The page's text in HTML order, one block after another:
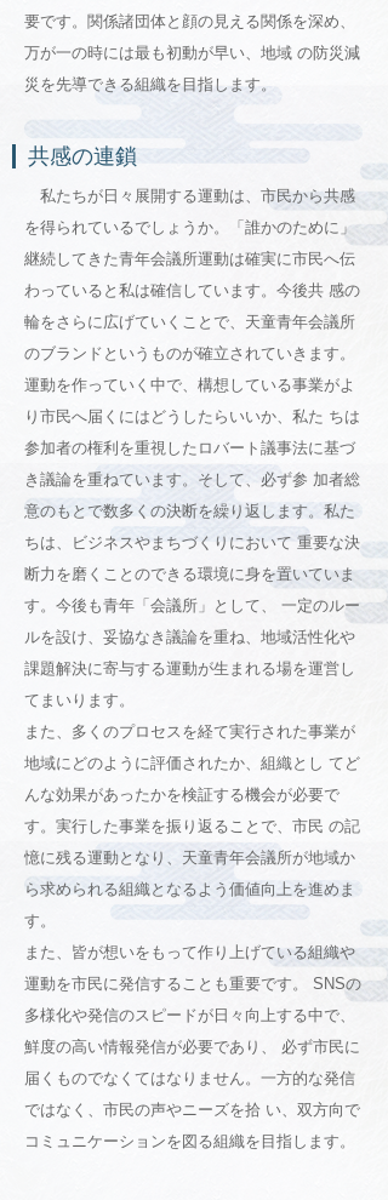
要です。関係諸団体と顔の見える関係を深め、
万が一の時には最も初動が早い、地域 の防災減
災を先導できる組織を目指します。
共感の連鎖
私たちが日々展開する運動は、市民から共感
を得られているでしょうか。「誰かのために」
継続してきた青年会議所運動は確実に市民へ伝
わっていると私は確信しています。今後共 感の
輪をさらに広げていくことで、天童青年会議所
のブランドというものが確立されていきます。
運動を作っていく中で、構想している事業がよ
り市民へ届くにはどうしたらいいか、私た ちは
参加者の権利を重視したロバート議事法に基づ
き議論を重ねています。そして、必ず参 加者総
意のもとで数多くの決断を繰り返します。私た
ちは、ビジネスやまちづくりにおいて 重要な決
断力を磨くことのできる環境に身を置いていま
す。今後も青年「会議所」として、 一定のルー
ルを設け、妥協なき議論を重ね、地域活性化や
課題解決に寄与する運動が生まれる場を運営し
てまいります。
また、多くのプロセスを経て実行された事業が
地域にどのように評価されたか、組織とし てど
んな効果があったかを検証する機会が必要で
す。実行した事業を振り返ることで、市民 の記
憶に残る運動となり、天童青年会議所が地域か
ら求められる組織となるよう価値向上を進めま
す。
また、皆が想いをもって作り上げている組織や
運動を市民に発信することも重要です。 SNSの
多様化や発信のスピードが日々向上する中で、
鮮度の高い情報発信が必要であり、 必ず市民に
届くものでなくてはなりません。一方的な発信
ではなく、市民の声やニーズを拾 い、双方向で
コミュニケーションを図る組織を目指します。